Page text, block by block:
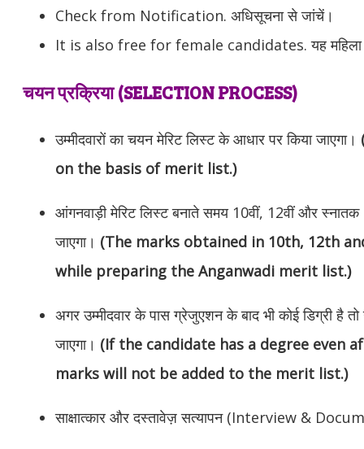
Check from Notification. अधिसूचना से जांचें।
It is also free for female candidates. यह महिला
चयन प्रक्रिया (SELECTION PROCESS)
उम्मीदवारों का चयन मेरिट लिस्ट के आधार पर किया जाएगा।
on the basis of merit list.)
आंगनवाड़ी मेरिट लिस्ट बनाते समय 10वीं, 12वीं और
जाएगा। (The marks obtained in 10th, 12th
while preparing the Anganwadi merit list.)
अगर उम्मीदवार के पास ग्रेजुएशन के बाद भी कोई डिग्री है
जाएगा। (If the candidate has a degree even
marks will not be added to the merit list.)
साक्षात्कार और दस्तावेज़ सत्यापन (Interview &